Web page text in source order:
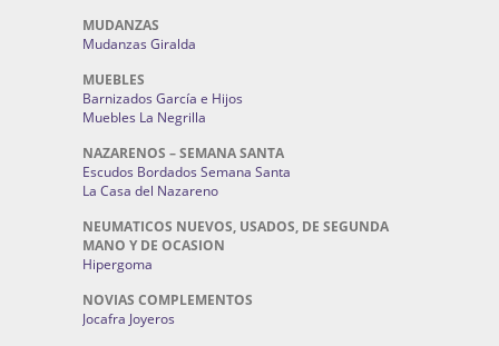
MUDANZAS
Mudanzas Giralda
MUEBLES
Barnizados García e Hijos
Muebles La Negrilla
NAZARENOS – SEMANA SANTA
Escudos Bordados Semana Santa
La Casa del Nazareno
NEUMATICOS NUEVOS, USADOS, DE SEGUNDA
MANO Y DE OCASION
Hipergoma
NOVIAS COMPLEMENTOS
Jocafra Joyeros